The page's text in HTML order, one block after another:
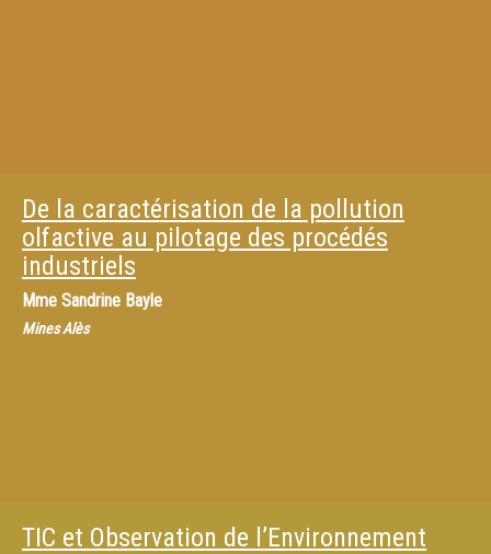
De la caractérisation de la pollution
olfactive au pilotage des procédés
industriels
Mme Sandrine Bayle
Mines Alès
TIC et Observation de l’Environnement